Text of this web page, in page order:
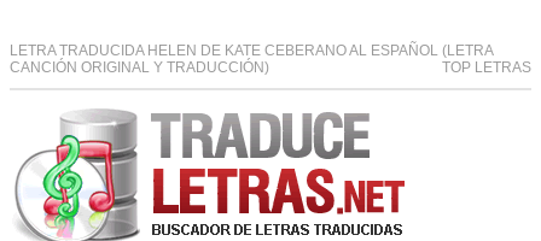
LETRA TRADUCIDA HELEN DE KATE CEBERANO AL ESPAÑOL (LETRA
CANCIÓN ORIGINAL Y TRADUCCIÓN)
TOP LETRAS